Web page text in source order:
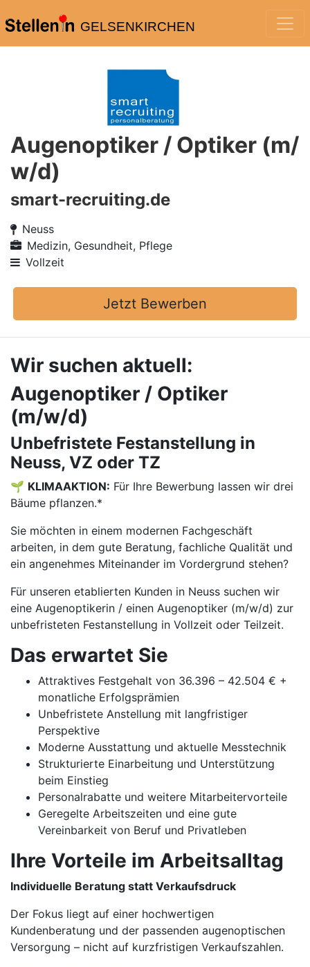
GELSENKIRCHEN
Augenoptiker / Optiker (m/
w/d)
smart-recruiting.de
Neuss
Medizin, Gesundheit, Pflege
Vollzeit
Jetzt Bewerben
Wir suchen aktuell:
Augenoptiker / Optiker
(m/w/d)
Unbefristete Festanstellung in
Neuss, VZ oder TZ
🌱 KLIMAAKTION: Für Ihre Bewerbung lassen wir drei
Bäume pflanzen.*
Sie möchten in einem modernen Fachgeschäft
arbeiten, in dem gute Beratung, fachliche Qualität und
ein angenehmes Miteinander im Vordergrund stehen?
Für unseren etablierten Kunden in Neuss suchen wir
eine Augenoptikerin / einen Augenoptiker (m/w/d) zur
unbefristeten Festanstellung in Vollzeit oder Teilzeit.
Das erwartet Sie
Attraktives Festgehalt von 36.396 – 42.504 € +
monatliche Erfolgsprämien
Unbefristete Anstellung mit langfristiger
Perspektive
Moderne Ausstattung und aktuelle Messtechnik
Strukturierte Einarbeitung und Unterstützung
beim Einstieg
Personalrabatte und weitere Mitarbeitervorteile
Geregelte Arbeitszeiten und eine gute
Vereinbarkeit von Beruf und Privatleben
Ihre Vorteile im Arbeitsalltag
Individuelle Beratung statt Verkaufsdruck
Der Fokus liegt auf einer hochwertigen
Kundenberatung und der passenden augenoptischen
Versorgung – nicht auf kurzfristigen Verkaufszahlen.